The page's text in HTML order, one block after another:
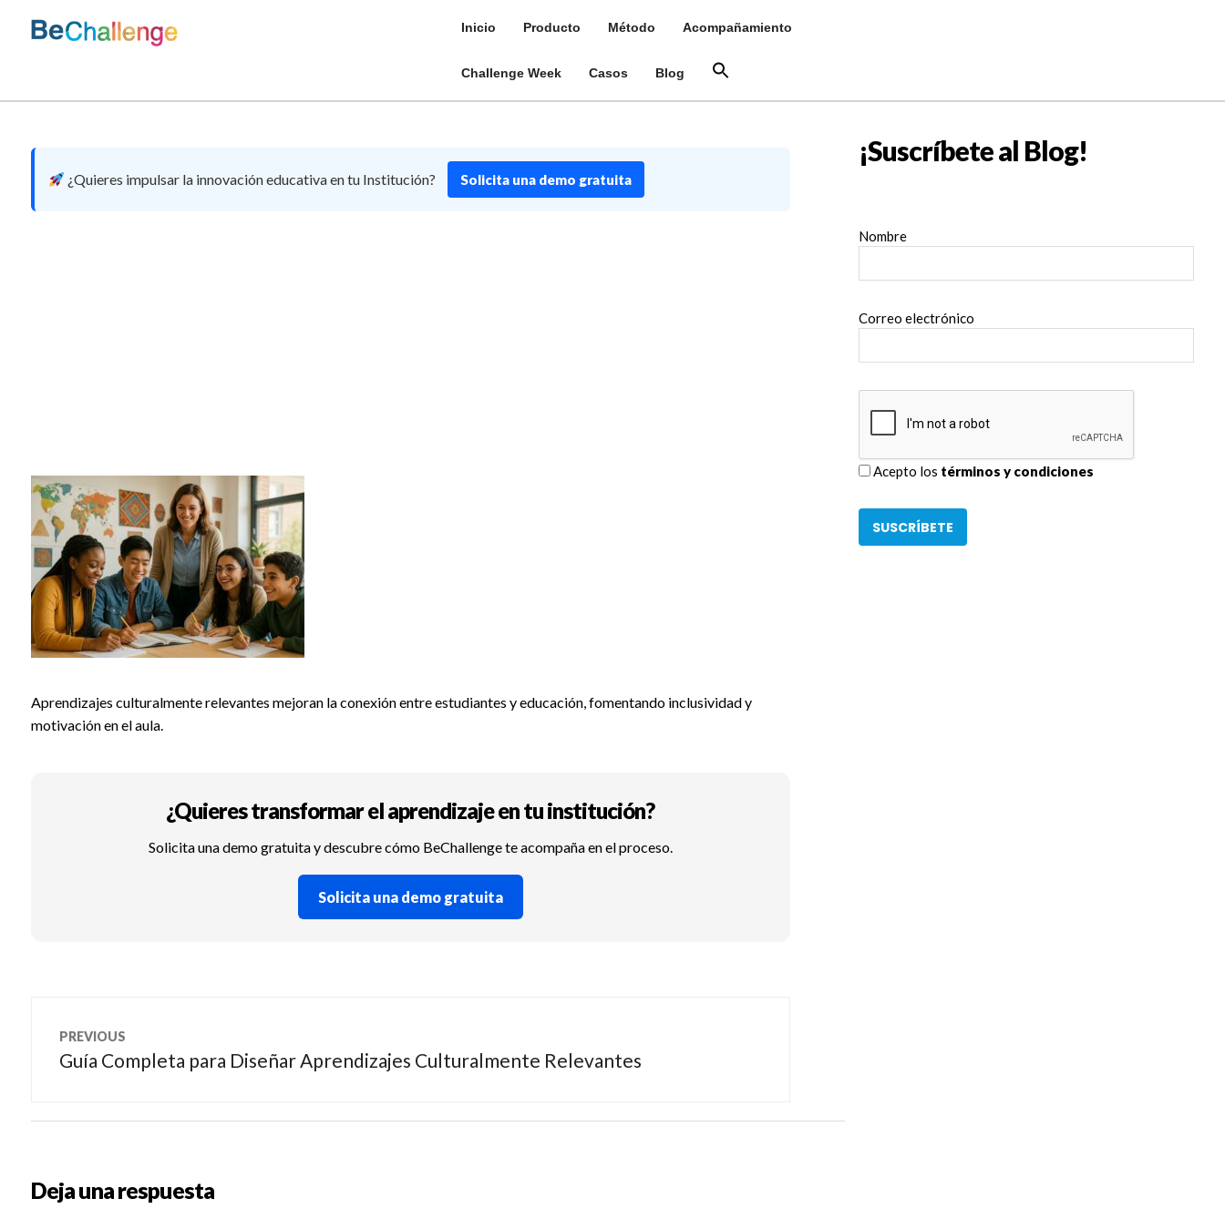
Inicio Producto Método Acompañamiento
Challenge Week Casos Blog
¿Quieres impulsar la innovación educativa en tu Institución? Solicita una demo gratuita
Aprendizajes culturalmente relevantes mejoran la conexión entre estudiantes y educación, fomentando inclusividad y
motivación en el aula.
¿Quieres transformar el aprendizaje en tu institución?
Solicita una demo gratuita y descubre cómo BeChallenge te acompaña en el proceso.
Solicita una demo gratuita
PREVIOUS
Previous
Guía Completa para Diseñar Aprendizajes Culturalmente Relevantes
Deja una respuesta
¡Suscríbete al Blog!
Nombre
Correo electrónico
Acepto los términos y condiciones